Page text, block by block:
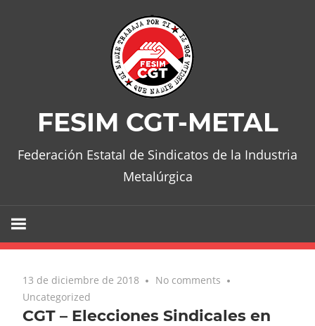
FESIM CGT-METAL
Federación Estatal de Sindicatos de la Industria
Metalúrgica
13 de diciembre de 2018
No comments
Uncategorized
CGT – Elecciones Sindicales en